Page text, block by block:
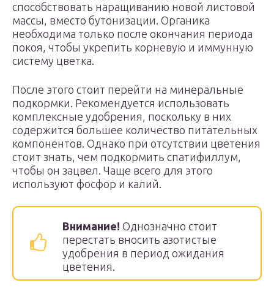
способствовать наращиванию новой листовой
массы, вместо бутонизации. Органика
необходима только после окончания периода
покоя, чтобы укрепить корневую и иммунную
систему цветка.
После этого стоит перейти на минеральные
подкормки. Рекомендуется использовать
комплексные удобрения, поскольку в них
содержится большее количество питательных
компонентов. Однако при отсутствии цветения
стоит знать, чем подкормить спатифиллум,
чтобы он зацвел. Чаще всего для этого
используют фосфор и калий.
Внимание! Однозначно стоит
перестать вносить азотистые
удобрения в период ожидания
цветения.